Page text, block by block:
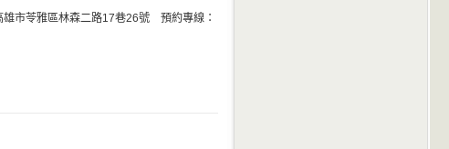
雄市苓雅區林森二路17巷26號 預約專線：